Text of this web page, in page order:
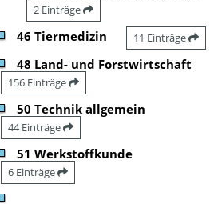
2 Einträge
46 Tiermedizin 11 Einträge
48 Land- und Forstwirtschaft
156 Einträge
50 Technik allgemein
44 Einträge
51 Werkstoffkunde
6 Einträge